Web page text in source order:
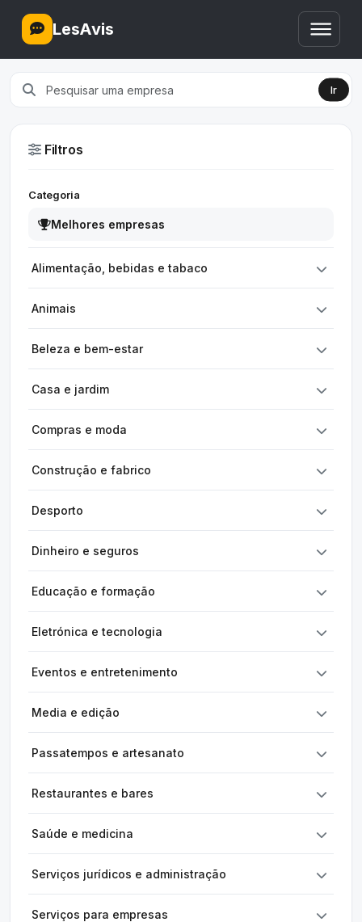
LesAvis
Ir
Filtros
Categoria
Melhores empresas
Alimentação, bebidas e tabaco
Animais
Beleza e bem-estar
Casa e jardim
Compras e moda
Construção e fabrico
Desporto
Dinheiro e seguros
Educação e formação
Eletrónica e tecnologia
Eventos e entretenimento
Media e edição
Passatempos e artesanato
Restaurantes e bares
Saúde e medicina
Serviços jurídicos e administração
Serviços para empresas